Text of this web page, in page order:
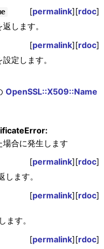
[permalink][rdoc]
します。
[permalink][rdoc]
定します。
OpenSSL::X509::Name
合に発生します
[permalink][rdoc]
ます。
[permalink][rdoc]
ます。
[permalink][rdoc]